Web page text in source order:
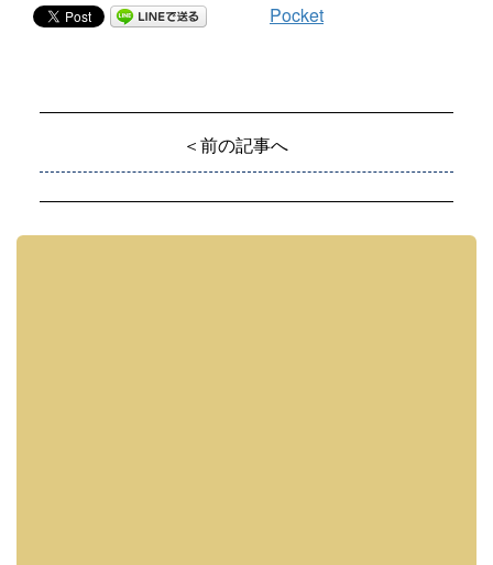
Pocket
＜前の記事へ